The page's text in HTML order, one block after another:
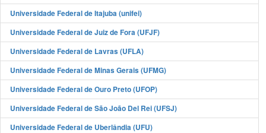
Universidade Federal de Itajuba (unifei)
Universidade Federal de Juiz de Fora (UFJF)
Universidade Federal de Lavras (UFLA)
Universidade Federal de Minas Gerais (UFMG)
Universidade Federal de Ouro Preto (UFOP)
Universidade Federal de São João Del Rei (UFSJ)
Universidade Federal de Uberlândia (UFU)